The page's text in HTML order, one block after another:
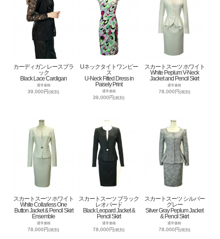
カーディガン レースブラ
ック
Black Lace Cardigan
通常価格
39,000円(税別)
Uネックタイトワンピー
ス
U-Neck Fitted Dress in
Paisely Print
通常価格
39,000円(税別)
スカートスーツ ホワイト
White Peplum V-Neck
Jacket and Pencil Skirt
通常価格
78,000円(税別)
スカートスーツ ホワイト
White Collarless One
Button Jacket & Pencil Skirt
Ensemble
通常価格
78,000円(税別)
スカートスーツ ブラック
レオパード
Black Leopard Jacket &
Pencil Skirt
通常価格
78,000円(税別)
スカートスーツ シルバー
グレー
Silver Gray Peplum Jacket
& Pencil Skirt
通常価格
78,000円(税別)